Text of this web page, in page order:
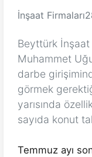
İnşaat Firmaları
Beyttürk İnşaat
Muhammet
darbe
görmek
yarısında
sayıda konut
Temmuz ayı